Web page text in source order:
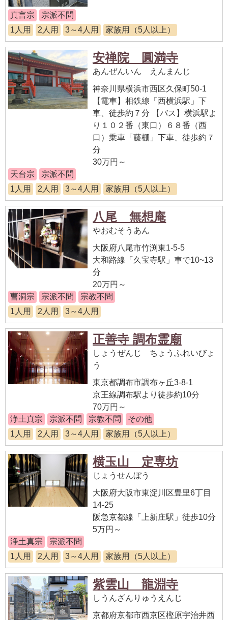
真言宗
宗派不問
1人用
2人用 3～4人用 家族用（5人以上）
安禅院 圓満寺
あんぜんいん えんまんじ
神奈川県横浜市西区久保町50-1
【電車】相鉄線「西横浜駅」下
車、徒歩約７分 【バス】横浜駅よ
り１０２番（東口）６８番（西
口）乗車「藤棚」下車、徒歩約７
分
30万円～
天台宗
宗派不問
1人用
2人用 3～4人用 家族用（5人以上）
八尾 無想庵
やおむそうあん
大阪府八尾市竹渕東1-5-5
大和路線「久宝寺駅」車で10~13
分
20万円～
曹洞宗
宗派不問
宗教不問
1人用
2人用 3～4人用
正善寺 調布霊廟
しょうぜんじ ちょうふれいびょ
う
東京都調布市調布ヶ丘3-8-1
京王線調布駅より徒歩約10分
70万円～
浄土真宗
宗派不問 宗教不問
その他
1人用
2人用 3～4人用 家族用（5人以上）
横玉山 定専坊
じょうせんぼう
大阪府大阪市東淀川区豊里6丁目
14-25
阪急京都線「上新庄駅」徒歩10分
5万円～
浄土真宗
宗派不問
1人用
2人用 3～4人用 家族用（5人以上）
紫雲山 龍淵寺
しうんざんりゅうえんじ
京都府京都市西京区樫原宇治井西